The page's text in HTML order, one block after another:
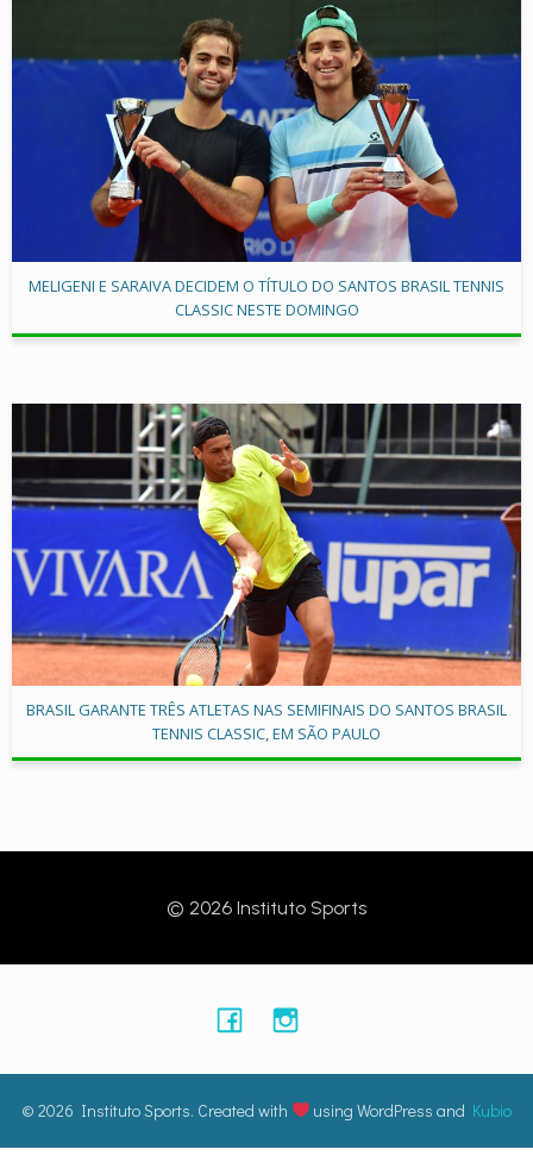
MELIGENI E SARAIVA DECIDEM O TÍTULO DO SANTOS BRASIL TENNIS
CLASSIC NESTE DOMINGO
BRASIL GARANTE TRÊS ATLETAS NAS SEMIFINAIS DO SANTOS BRASIL
TENNIS CLASSIC, EM SÃO PAULO
© 2026 Instituto Sports
© 2026 Instituto Sports. Created with using WordPress and Kubio